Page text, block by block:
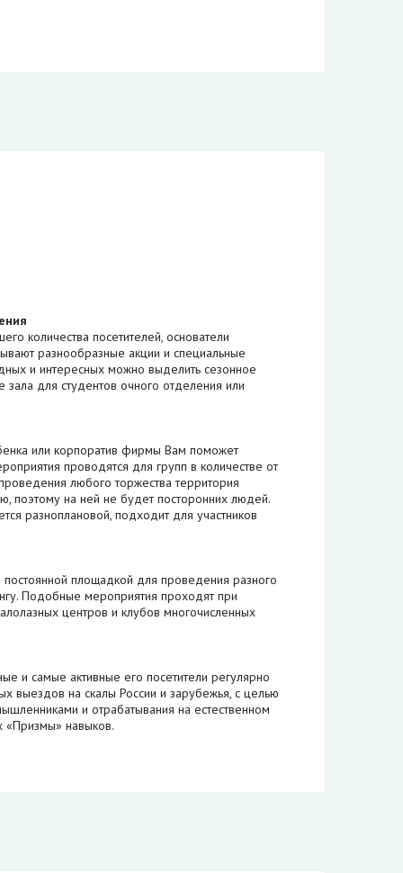
количества посетителей, основатели
разнообразные акции и специальные
и интересных можно выделить сезонное
для студентов очного отделения или
или корпоратив фирмы Вам поможет
проводятся для групп в количестве от
любого торжества территория
поэтому на ней не будет посторонних людей.
разноплановой, подходит для участников
площадкой для проведения разного
Подобные мероприятия проходят при
центров и клубов многочисленных
и самые активные его посетители регулярно
выездов на скалы России и зарубежья, с целью
и отрабатывания на естественном
«Призмы» навыков.